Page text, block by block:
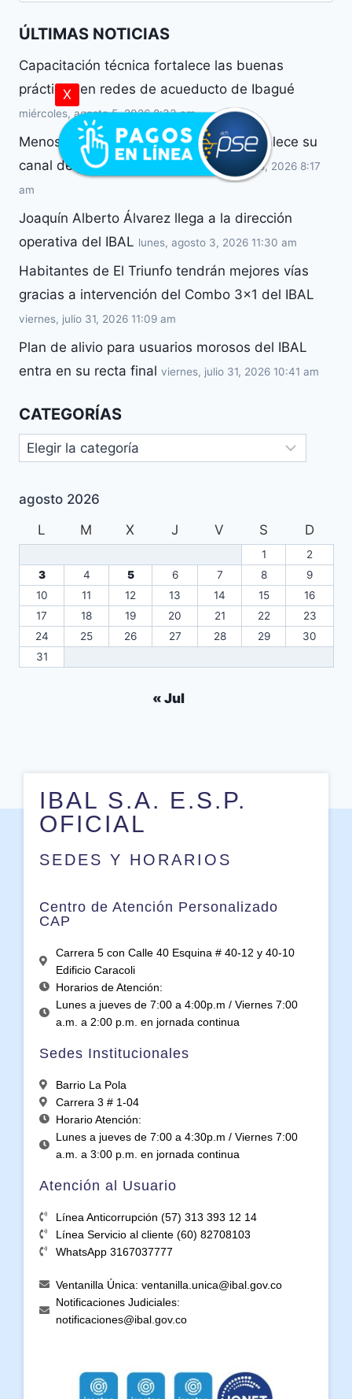
ÚLTIMAS NOTICIAS
Capacitación técnica fortalece las buenas
prácticas en redes de acueducto de Ibagué
miércoles, agosto 5, 2026 8:33 am
Menos filas, más comodidad. IBAL fortalece su
canal de pago en línea
miércoles, agosto 5, 2026 8:17
am
Joaquín Alberto Álvarez llega a la dirección
operativa del IBAL lunes, agosto 3, 2026 11:30 am
Habitantes de El Triunfo tendrán mejores vías
gracias a intervención del Combo 3×1 del IBAL
viernes, julio 31, 2026 11:09 am
Plan de alivio para usuarios morosos del IBAL
entra en su recta final viernes, julio 31, 2026 10:41 am
CATEGORÍAS
agosto 2026
L
M X J V S D
1
2
3
4 5 6 7 8
9
10
11 12 13 14 15
16
17
18 19 20 21 22
23
24
25 26 27 28 29
30
31
« Jul
IBAL S.A. E.S.P.
OFICIAL
SEDES Y HORARIOS
Centro de Atención Personalizado
CAP
Carrera 5 con Calle 40 Esquina # 40-12 y 40-10
Edificio Caracoli
Horarios de Atención:
Lunes a jueves de 7:00 a 4:00p.m / Viernes 7:00
a.m. a 2:00 p.m. en jornada continua
Sedes Institucionales
Barrio La Pola
Carrera 3 # 1-04
Horario Atención:
Lunes a jueves de 7:00 a 4:30p.m / Viernes 7:00
a.m. a 3:00 p.m. en jornada continua
Atención al Usuario
Línea Anticorrupción (57) 313 393 12 14
Línea Servicio al cliente (60) 82708103
WhatsApp 3167037777
Ventanilla Única: ventanilla.unica@ibal.gov.co
Notificaciones Judiciales:
notificaciones@ibal.gov.co
X